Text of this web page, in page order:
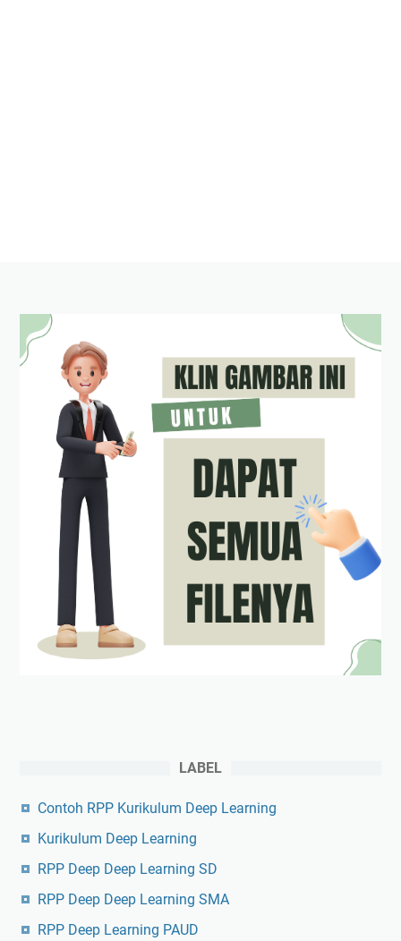
LABEL
Contoh RPP Kurikulum Deep Learning
Kurikulum Deep Learning
RPP Deep Deep Learning SD
RPP Deep Deep Learning SMA
RPP Deep Learning PAUD